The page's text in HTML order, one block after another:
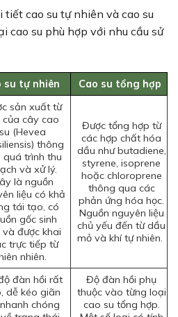
tiết cao su tự nhiên và cao su
cao su phù hợp với nhu cầu sử
su tự nhiên Cao su tổng hợp
sản xuất từ
của cây cao
su (Hevea
thông
quá trình thu
và xử lý.
là nguồn
liệu có khả
tái tạo, có
gốc sinh
và được khai
trực tiếp từ
nhiên.
Được tổng hợp từ
các hợp chất hóa
dầu như butadiene,
styrene, isoprene
hoặc chloroprene
thông qua các
phản ứng hóa học.
Nguồn nguyên liệu
chủ yếu đến từ dầu
mỏ và khí tự nhiên.
đàn hồi rất
dễ kéo giãn
chóng
Độ đàn hồi phụ
thuộc vào từng loại
cao su tổng hợp.